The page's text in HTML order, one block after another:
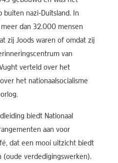
buiten nazi-Duitsland. In
dan 32.000 mensen
zij Joods waren of omdat zij
van
verteld over het
het nationaalsocialisme
biedt Nationaal
aan voor
dat een mooi uitzicht biedt
verdedigingswerken).